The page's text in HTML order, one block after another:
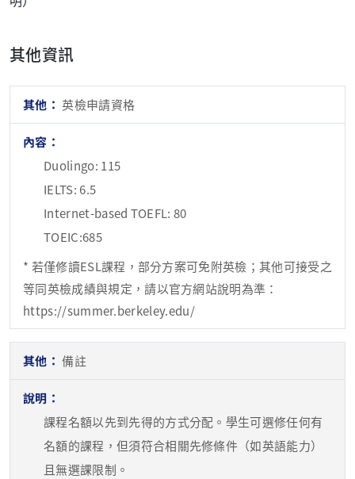
其他資訊
英檢申請資格
Duolingo: 115
IELTS: 6.5
Internet-based TOEFL: 80
TOEIC:685
* 若僅修讀ESL課程，部分方案可免附英檢；其他可接受之
等同英檢成績與規定，請以官方網站說明為準：
https://summer.berkeley.edu/
備註
課程名額以先到先得的方式分配。學生可選修任何有
名額的課程，但須符合相關先修條件（如英語能力）
且無選課限制。